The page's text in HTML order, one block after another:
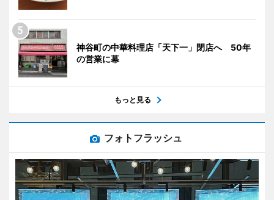
神谷町の中華料理店「天下一」閉店へ 50年
の営業に幕
もっと見る
フォトフラッシュ